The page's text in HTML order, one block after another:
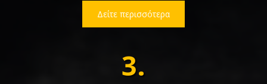
Δείτε περισσότερα
3.